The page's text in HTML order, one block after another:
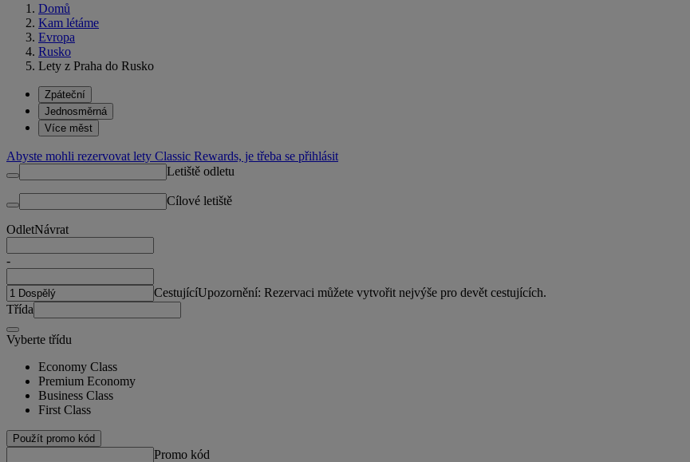
Domů
Kam létáme
Evropa
Rusko
Lety z Praha do Rusko
Zpáteční
Jednosměrná
Více měst
Abyste mohli rezervovat lety Classic Rewards, je třeba se přihlásit
Letiště odletu
Cílové letiště
OdletNávrat
-
CestujícíUpozornění: Rezervaci můžete vytvořit nejvýše pro devět cestujících.
Třída
Vyberte třídu
Economy Class
Premium Economy
Business Class
First Class
Použít promo kód
Promo kód